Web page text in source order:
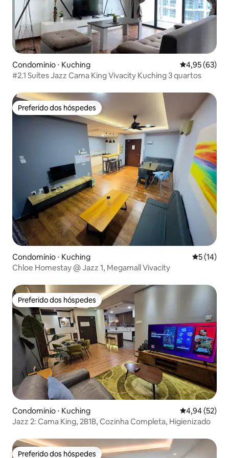
Condomínio ⋅ Kuching 4,95 de uma
4,95 (63)
#2.1 Suítes Jazz Cama King Vivacity Kuching 3 quartos
Preferido dos hóspedes
Preferido dos hóspedes
Condomínio ⋅ Kuching 5 de uma
5 (14)
Chloe Homestay @ Jazz 1, Megamall Vivacity
Preferido dos hóspedes
Preferido dos hóspedes
Condomínio ⋅ Kuching 4,94 de uma
4,94 (52)
Jazz 2: Cama King, 2B1B, Cozinha Completa, Higienizado
Preferido dos hóspedes